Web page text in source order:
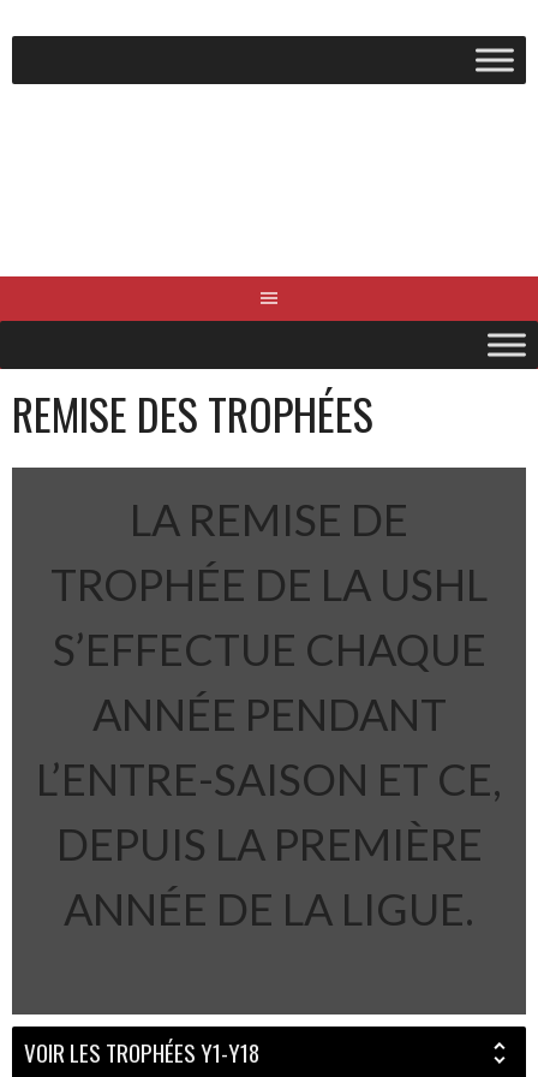
au
REMISE DES TROPHÉES
LA REMISE DE
TROPHÉE DE LA USHL
S’EFFECTUE CHAQUE
ANNÉE PENDANT
L’ENTRE-SAISON ET CE,
DEPUIS LA PREMIÈRE
ANNÉE DE LA LIGUE.
VOIR LES TROPHÉES Y1-Y18